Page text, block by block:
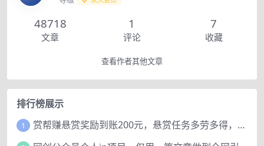
48718
文章
1
评论
7
收藏
查看作者其他文章
排行榜展示
1 赏帮赚悬赏奖励到账200元，悬赏任务多劳多得，人人可做。